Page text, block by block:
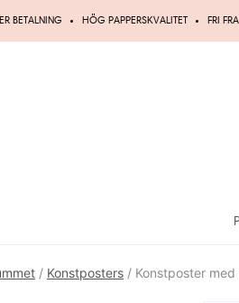
BETALNING HÖG PAPPERSKVALITET FRI
/ Konstposters / Konstposter